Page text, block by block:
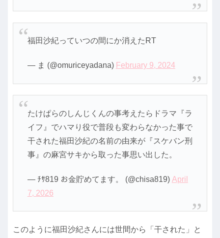
福田沙紀っていつの間にか消えたRT
— ま (@omuriceyadana) February 9, 2024
たけぱらのしんじくんの事考えたらドラマ『ラ
イフ』でハマり役で普段も変わらなかった事で
干された福田沙紀の名前の由来が『スケバン刑
事』の麻宮サキから取った事思い出した。
— ﾁｻ819 お金貯めてます。 (@chisa819) April
7, 2026
このように福田沙紀さんには世間から「干された」と